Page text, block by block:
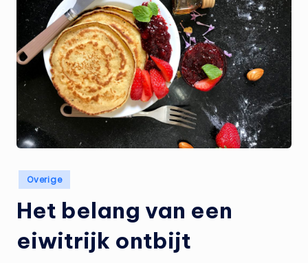
Geplaatst
in
Overige
Het belang van een
eiwitrijk ontbijt